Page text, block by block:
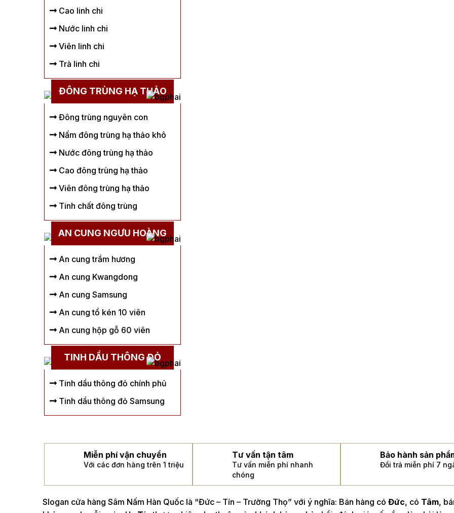
Cao linh chi
Nước linh chi
Viên linh chi
Trà linh chi
ĐÔNG TRÙNG HẠ THẢO
Đông trùng nguyên con
Nấm đông trùng hạ thảo khô
Nước đông trùng hạ thảo
Cao đông trùng hạ thảo
Viên đông trùng hạ thảo
Tinh chất đông trùng
AN CUNG NGƯU HOÀNG
An cung trầm hương
An cung Kwangdong
An cung Samsung
An cung tổ kén 10 viên
An cung hộp gỗ 60 viên
TINH DẦU THÔNG ĐỎ
Tinh dầu thông đỏ chính phủ
Tinh dầu thông đỏ Samsung
Miễn phí vận chuyển
Với các đơn hàng trên 1 triệu
Tư vấn tận tâm
Tư vấn miễn phí nhanh
chóng
Bảo hành sản
Đổi trả miễn phí 7
Slogan cửa hàng Sâm Nấm Hàn Quốc là “Đức – Tín – Trường Thọ” với ý nghĩa: Bán hàng có Đức, có Tâm,